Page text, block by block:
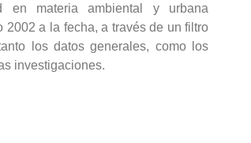
en materia ambiental y urbana
2002 a la fecha, a través de un filtro
los datos generales, como los
investigaciones.